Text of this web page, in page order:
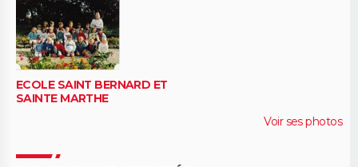
ECOLE SAINT BERNARD ET
SAINTE MARTHE
Voir ses photos